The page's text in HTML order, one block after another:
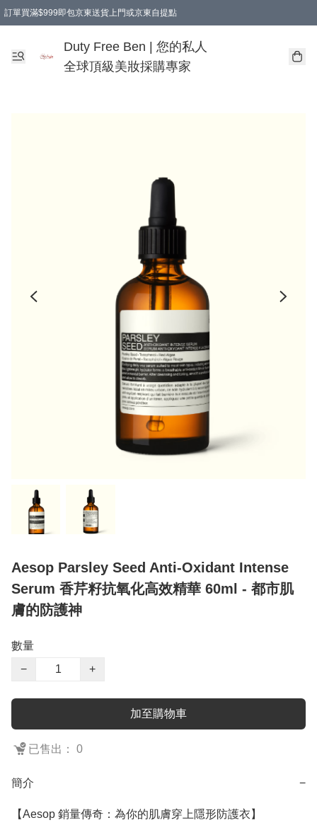
訂單買滿$999即包京東送貨上門或京東自提點
Duty Free Ben | 您的私人
全球頂級美妝採購專家
Aesop Parsley Seed Anti-Oxidant Intense
Serum 香芹籽抗氧化高效精華 60ml - 都市肌
膚的防護神
數量
−
+
加至購物車
已售出： 0
簡介 −
【Aesop 銷量傳奇：為你的肌膚穿上隱形防護衣】